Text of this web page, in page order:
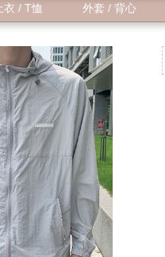
衣 / T恤 外套 / 背心